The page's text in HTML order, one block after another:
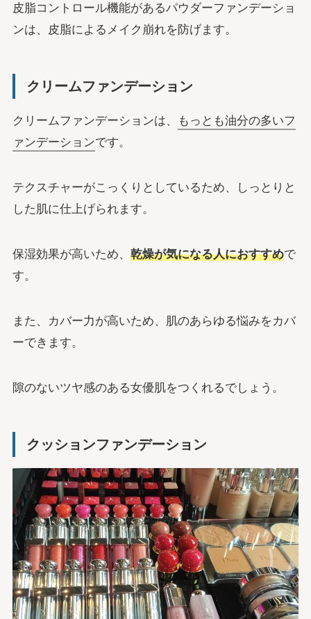
皮脂コントロール機能があるパウダーファンデーショ
ンは、皮脂によるメイク崩れを防げます。
クリームファンデーション
クリームファンデーションは、
もっとも油分の多いフ
ァンデーションです。
テクスチャーがこっくりとしているため、しっとりと
した肌に仕上げられます。
保湿効果が高いため、 乾燥が気になる人におすすめで
す。
また、カバー力が高いため、肌のあらゆる悩みをカバ
ーできます。
隙のないツヤ感のある女優肌をつくれるでしょう。
クッションファンデーション